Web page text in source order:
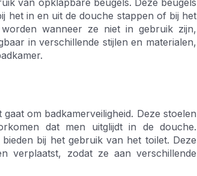
van opklapbare beugels. Deze beugels
het in en uit de douche stappen of bij het
wanneer ze niet in gebruik zijn,
in verschillende stijlen en materialen,
om badkamerveiligheid. Deze stoelen
dat men uitglijdt in de douche.
bij het gebruik van het toilet. Deze
verplaatst, zodat ze aan verschillende